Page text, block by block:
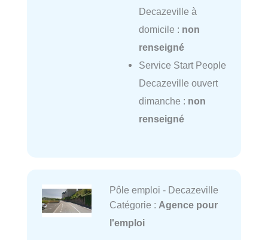
Decazeville à
domicile : non
renseigné
Service Start People
Decazeville ouvert
dimanche : non
renseigné
Pôle emploi - Decazeville
Catégorie : Agence pour
l'emploi